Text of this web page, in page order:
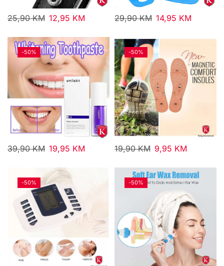
25,90KM 12,95 KM 29,90KM 14,95 KM
-50%
39,90KM 19,95 KM
-50%
19,90KM 9,95 KM
-50% -50%